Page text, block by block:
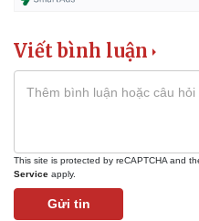
Viết bình luận
This site is protected by reCAPTCHA and
Service apply.
Gửi tin